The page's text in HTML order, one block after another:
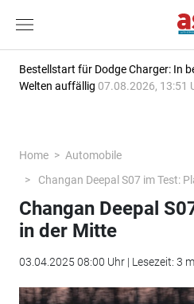
Bestellstart für Dodge Charger: In
Welten auffällig 07.08.2026, 13:51
Home
Automobile
Changan Deepal S07 im Test:
Changan Deepal
in der Mitte
03.04.2025 08:00 Uhr | Lesezeit: 3